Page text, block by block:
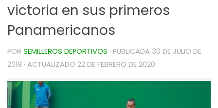
victoria en sus primeros
Panamericanos
POR SEMILLEROS DEPORTIVOS · PUBLICADA 30 DE JULIO DE
2019 · ACTUALIZADO 22 DE FEBRERO DE 2020